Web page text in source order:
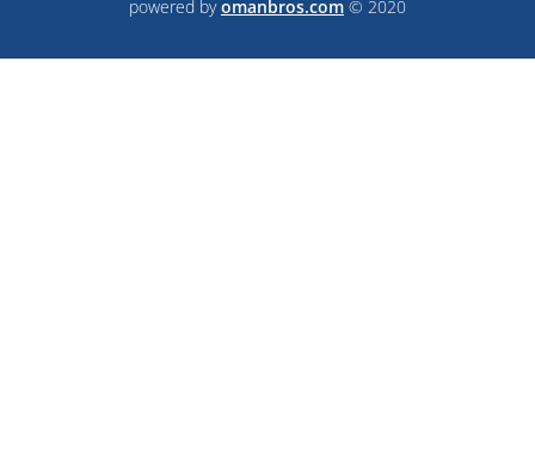
powered byomanbros.com © 2020